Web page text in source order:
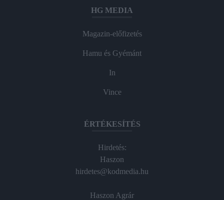
HG MEDIA
Magazin-előfizetés
Hamu és Gyémánt
In
Vince
ÉRTÉKESÍTÉS
Hirdetés:
Haszon
hirdetes@kodmedia.hu
Haszon Agrár